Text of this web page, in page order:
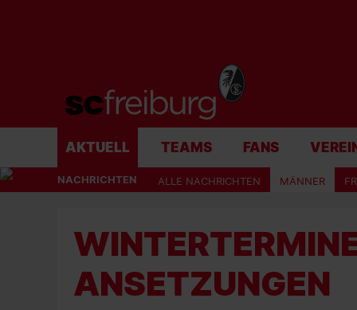
AKTUELL TEAMS FANS VEREIN
NACHRICHTEN ALLE NACHRICHTEN MÄNNER
ANSETZUNGEN